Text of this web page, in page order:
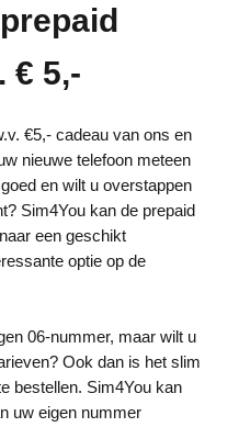
€ 5,-
€5,- cadeau van ons en
nieuwe telefoon meteen
en wilt u overstappen
Sim4You kan de prepaid
een geschikt
optie op de
06-nummer, maar wilt u
Ook dan is het slim
bestellen. Sim4You kan
uw eigen nummer